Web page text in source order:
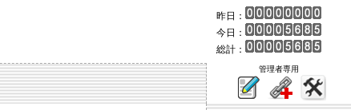
昨日：
今日：
総計：
管理者専用